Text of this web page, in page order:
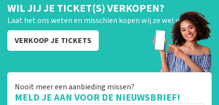
WIL JIJ JE TICKET(S) VERKOPEN?
Laat het ons weten en misschien kopen wij ze wel van je!
VERKOOP JE TICKETS
Nooit meer een aanbieding missen?
MELD JE AAN VOOR DE NIEUWSBRIEF!